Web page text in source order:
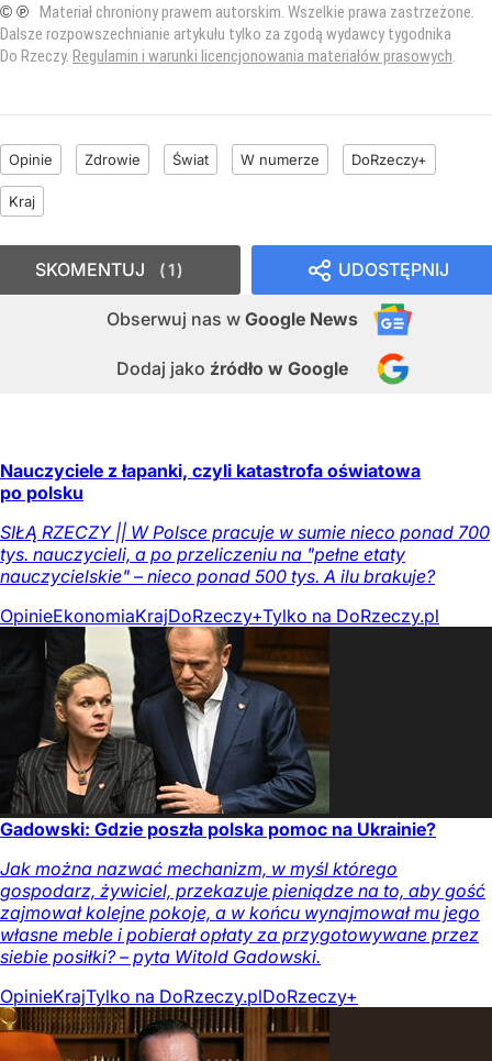
© ℗ Materiał chroniony prawem autorskim. Wszelkie prawa zastrzeżone.
Dalsze rozpowszechnianie artykułu tylko za zgodą wydawcy tygodnika
Do Rzeczy. Regulamin i warunki licencjonowania materiałów prasowych
Opinie Zdrowie Świat W numerze DoRzeczy+
Kraj
UDOSTĘPNIJ
Obserwuj nas w Google News
Dodaj jako źródło w Google
SKOMENTUJ 1
Nauczyciele z łapanki, czyli katastrofa oświatowa
po polsku
SIŁĄ RZECZY || W Polsce pracuje w sumie nieco ponad 700
tys. nauczycieli, a po przeliczeniu na "pełne etaty
nauczycielskie" – nieco ponad 500 tys. A ilu brakuje?
OpinieEkonomiaKrajDoRzeczy+Tylko na DoRzeczy.pl
Gadowski: Gdzie poszła polska pomoc na Ukrainie?
Jak można nazwać mechanizm, w myśl którego
gospodarz, żywiciel, przekazuje pieniądze na to, aby gość
zajmował kolejne pokoje, a w końcu wynajmował mu jego
własne meble i pobierał opłaty za przygotowywane przez
siebie posiłki? – pyta Witold Gadowski.
OpinieKrajTylko na DoRzeczy.plDoRzeczy+